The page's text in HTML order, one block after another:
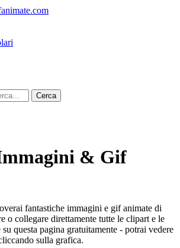
Cerca
& Gif
fantastiche immagini e gif animate di
o collegare direttamente tutte le clipart e le
questa pagina gratuitamente - potrai vedere
sulla grafica.